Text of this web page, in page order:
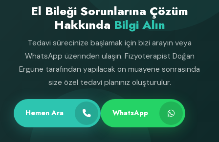
El Bileği Sorunlarına Çözüm
Hakkında Bilgi Alın
Tedavi sürecinize başlamak için bizi arayın veya
WhatsApp üzerinden ulaşın. Fizyoterapist Doğan
Ergüne tarafından yapılacak ön muayene sonrasında
size özel tedavi planınız oluşturulur.
Hemen Ara WhatsApp